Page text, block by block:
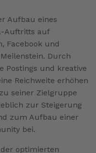
Aufbau eines
Auftritts auf
Facebook und
Durch
Postings und kreative
Reichweite erhöhen
seiner Zielgruppe
zur Steigerung
zum Aufbau einer
bei.
der optimierten